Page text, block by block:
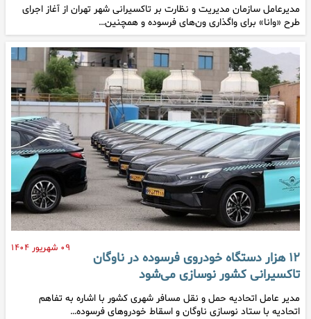
مدیرعامل سازمان مدیریت و نظارت بر تاکسیرانی شهر تهران از آغاز اجرای
طرح «وانا» برای واگذاری ون‌های فرسوده و همچنین…
۰۹ شهریور ۱۴۰۴
۱۲ هزار دستگاه خودروی فرسوده در ناوگان
تاکسیرانی کشور نوسازی می‌شود
مدیر عامل اتحادیه حمل و نقل مسافر شهری کشور با اشاره به تفاهم
اتحادیه با ستاد نوسازی ناوگان و اسقاط خودروهای فرسوده…